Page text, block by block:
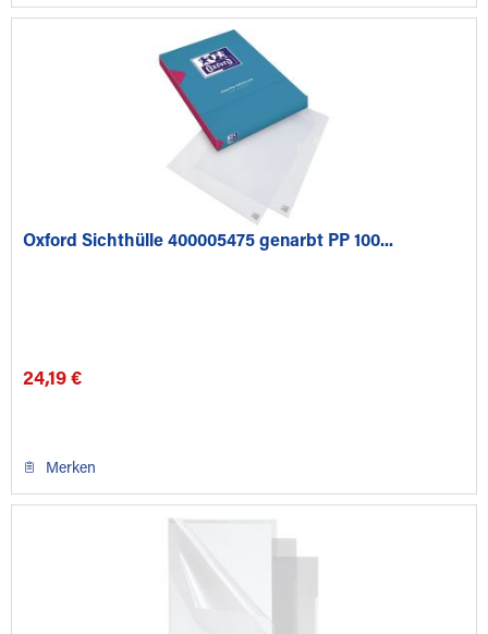
Oxford Sichthülle 400005475 genarbt PP 100...
24,19 €
Merken